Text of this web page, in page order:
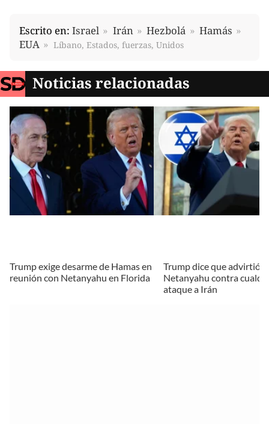
Escrito en: Israel Irán Hezbolá
Hamás
EUA
Líbano, Estados, fuerzas, Unidos
Noticias relacionadas
Trump exige desarme de Hamas en
reunión con Netanyahu en Florida
Trump dice que advirtió a
Netanyahu contra
ataque a Irán